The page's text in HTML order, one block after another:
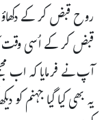
روح قبض کر کے
قبض کر کے اُسی وقت
آپ نے فرمایا کہ اب
یہ بھی کیا گیا جہنم